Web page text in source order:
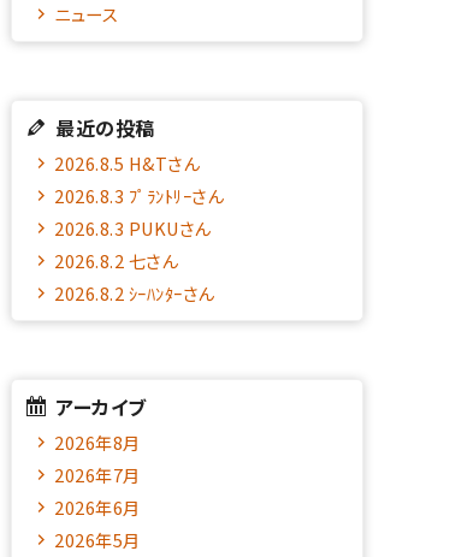
ニュース
最近の投稿
2026.8.5 H&Tさん
2026.8.3 ﾌﾟﾗﾝﾄﾘｰさん
2026.8.3 PUKUさん
2026.8.2 七さん
2026.8.2 ｼｰﾊﾝﾀｰさん
アーカイブ
2026年8月
2026年7月
2026年6月
2026年5月